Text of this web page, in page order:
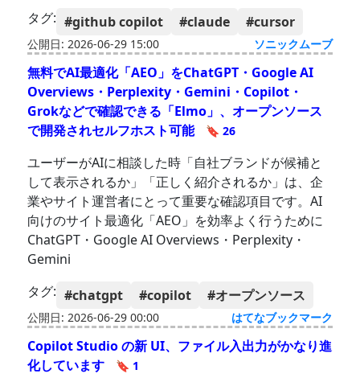
タグ: #github copilot #claude #cursor
公開日: 2026-06-29 15:00 ソニックムーブ
無料でAI最適化「AEO」をChatGPT・Google AI
Overviews・Perplexity・Gemini・Copilot・
Grokなどで確認できる「Elmo」、オープンソース
で開発されセルフホスト可能
🔖 26
ユーザーがAIに相談した時「自社ブランドが候補と
して表示されるか」「正しく紹介されるか」は、企
業やサイト運営者にとって重要な確認項目です。AI
向けのサイト最適化「AEO」を効率よく行うために
ChatGPT・Google AI Overviews・Perplexity・
Gemini
タグ: #chatgpt #copilot #オープンソース
公開日: 2026-06-29 00:00 はてなブックマーク
Copilot Studio の新 UI、ファイル入出力がかなり進
化しています
🔖 1